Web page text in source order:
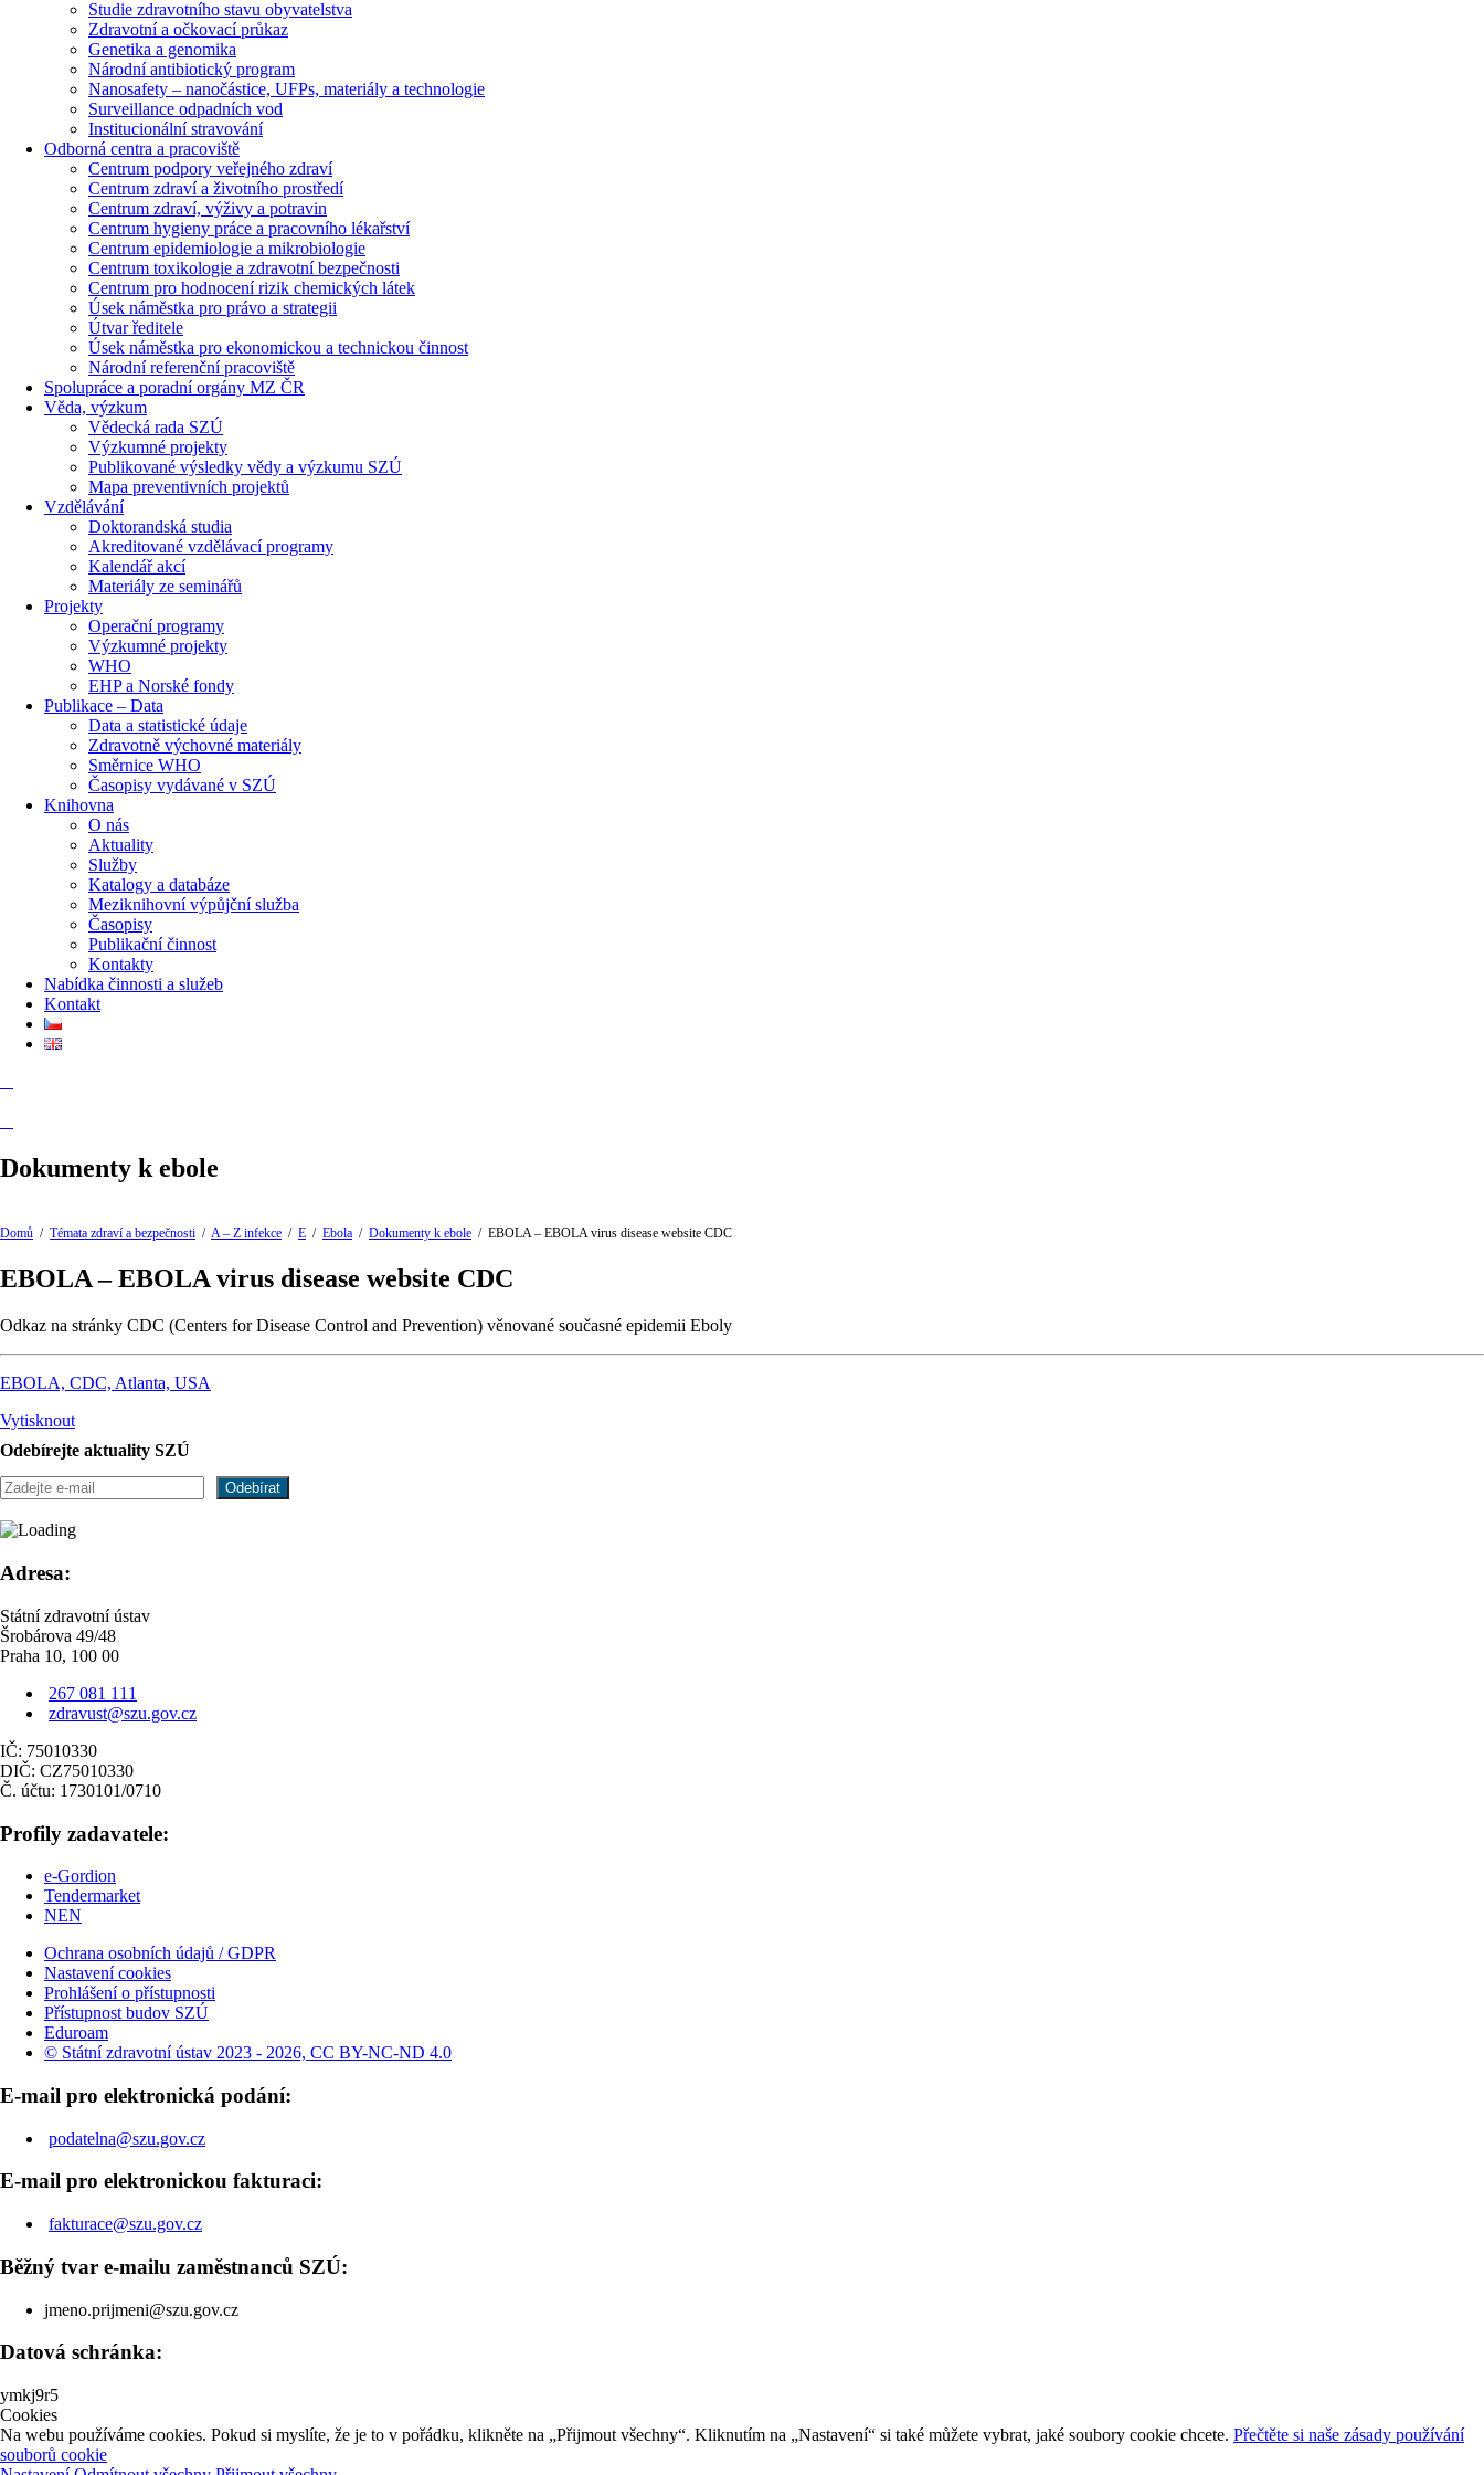
Studie zdravotního stavu obyvatelstva
Zdravotní a očkovací průkaz
Genetika a genomika
Národní antibiotický program
Nanosafety – nanočástice, UFPs, materiály a technologie
Surveillance odpadních vod
Institucionální stravování
Odborná centra a pracoviště
Centrum podpory veřejného zdraví
Centrum zdraví a životního prostředí
Centrum zdraví, výživy a potravin
Centrum hygieny práce a pracovního lékařství
Centrum epidemiologie a mikrobiologie
Centrum toxikologie a zdravotní bezpečnosti
Centrum pro hodnocení rizik chemických látek
Úsek náměstka pro právo a strategii
Útvar ředitele
Úsek náměstka pro ekonomickou a technickou činnost
Národní referenční pracoviště
Spolupráce a poradní orgány MZ ČR
Věda, výzkum
Vědecká rada SZÚ
Výzkumné projekty
Publikované výsledky vědy a výzkumu SZÚ
Mapa preventivních projektů
Vzdělávání
Doktorandská studia
Akreditované vzdělávací programy
Kalendář akcí
Materiály ze seminářů
Projekty
Operační programy
Výzkumné projekty
WHO
EHP a Norské fondy
Publikace – Data
Data a statistické údaje
Zdravotně výchovné materiály
Směrnice WHO
Časopisy vydávané v SZÚ
Knihovna
O nás
Aktuality
Služby
Katalogy a databáze
Meziknihovní výpůjční služba
Časopisy
Publikační činnost
Kontakty
Nabídka činnosti a služeb
Kontakt
Dokumenty k ebole
Domů / Témata zdraví a bezpečnosti / A – Z infekce / E / Ebola / Dokumenty k ebole / EBOLA – EBOLA virus disease website CDC
EBOLA – EBOLA virus disease website CDC
Odkaz na stránky CDC (Centers for Disease Control and Prevention) věnované současné epidemii Eboly
EBOLA, CDC, Atlanta, USA
Vytisknout
Odebírejte aktuality SZÚ
Adresa:
Státní zdravotní ústav
Šrobárova 49/48
Praha 10, 100 00
267 081 111
zdravust@szu.gov.cz
IČ: 75010330
DIČ: CZ75010330
Č. účtu: 1730101/0710
Profily zadavatele:
e-Gordion
Tendermarket
NEN
Ochrana osobních údajů / GDPR
Nastavení cookies
Prohlášení o přístupnosti
Přístupnost budov SZÚ
Eduroam
© Státní zdravotní ústav 2023 - 2026, CC BY-NC-ND 4.0
E-mail pro elektronická podání:
podatelna@szu.gov.cz
E-mail pro elektronickou fakturaci:
fakturace@szu.gov.cz
Běžný tvar e-mailu zaměstnanců SZÚ:
jmeno.prijmeni@szu.gov.cz
Datová schránka:
ymkj9r5
Cookies
Na webu používáme cookies. Pokud si myslíte, že je to v pořádku, klikněte na „Přijmout všechny“. Kliknutím na „Nastavení“ si také můžete vybrat, jaké soubory cookie chcete. Přečtěte si naše zásady používání
souborů cookie